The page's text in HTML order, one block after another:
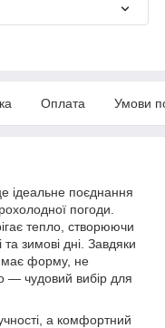
Оплата Умови
ідеальне поєднання
погоди.
тепло, створюючи
та зимові дні. Завдяки
форму, не
— чудовий вибір для
а комфортний